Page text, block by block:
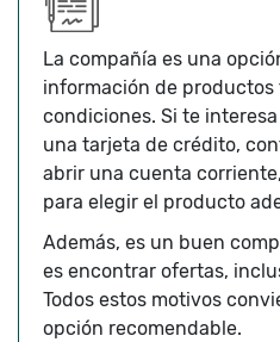
La compañía es una
información de
condiciones. Si te
una tarjeta de crédito,
abrir una cuenta
para elegir el producto
Además, es un buen
es encontrar ofertas,
Todos estos motivos
opción recomendable.